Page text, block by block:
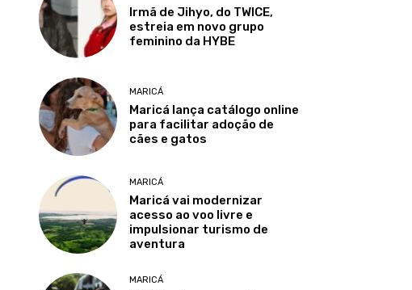
Irmã de Jihyo, do TWICE,
estreia em novo grupo
feminino da HYBE
MARICÁ
Maricá lança catálogo online
para facilitar adoção de
cães e gatos
MARICÁ
Maricá vai modernizar
acesso ao voo livre e
impulsionar turismo de
aventura
MARICÁ